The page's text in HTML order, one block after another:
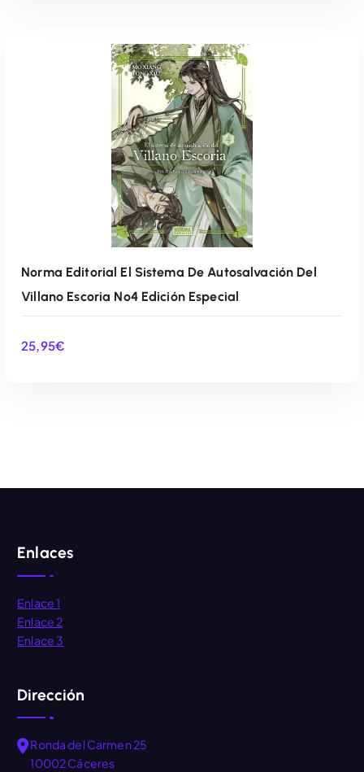
AÑADIR AL CARRITO
Norma Editorial El Sistema De Autosalvación Del
Villano Escoria Nº4 Edición Especial
25,95€
Enlaces
Enlace 1
Enlace 2
Enlace 3
Dirección
Ronda del Carmen 25
10002 Cáceres